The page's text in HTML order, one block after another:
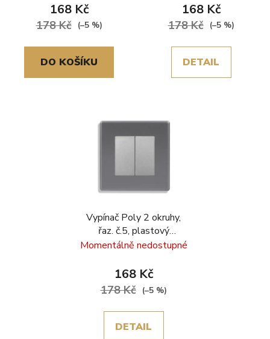
168 Kč
178 Kč (–5 %)
DO KOŠÍKU
168 Kč
178 Kč (–5 %)
DETAIL
Vypínač Poly 2 okruhy,
řaz. č.5, plastový
rámeček, šedá
Momentálně nedostupné
168 Kč
178 Kč (–5 %)
DETAIL